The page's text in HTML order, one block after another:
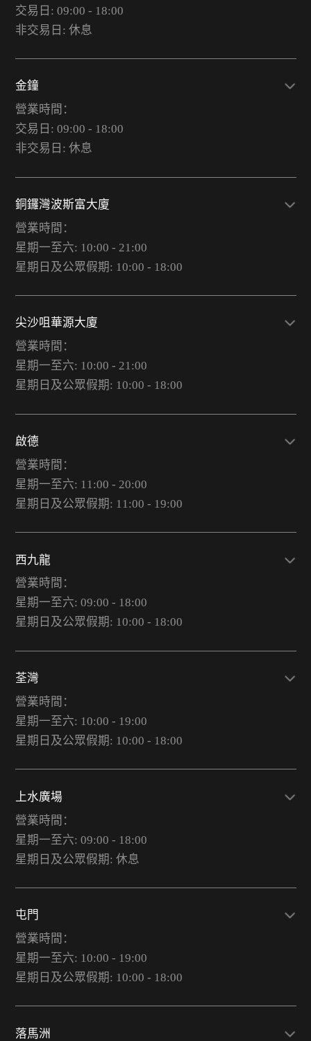
交易日: 09:00 - 18:00
非交易日: 休息
金鐘
營業時間：
交易日: 09:00 - 18:00
非交易日: 休息
銅鑼灣波斯富大廈
營業時間：
星期一至六: 10:00 - 21:00
星期日及公眾假期: 10:00 - 18:00
尖沙咀華源大廈
營業時間：
星期一至六: 10:00 - 21:00
星期日及公眾假期: 10:00 - 18:00
啟德
營業時間：
星期一至六: 11:00 - 20:00
星期日及公眾假期: 11:00 - 19:00
西九龍
營業時間：
星期一至六: 09:00 - 18:00
星期日及公眾假期: 10:00 - 18:00
荃灣
營業時間：
星期一至六: 10:00 - 19:00
星期日及公眾假期: 10:00 - 18:00
上水廣場
營業時間：
星期一至六: 09:00 - 18:00
星期日及公眾假期: 休息
屯門
營業時間：
星期一至六: 10:00 - 19:00
星期日及公眾假期: 10:00 - 18:00
落馬洲